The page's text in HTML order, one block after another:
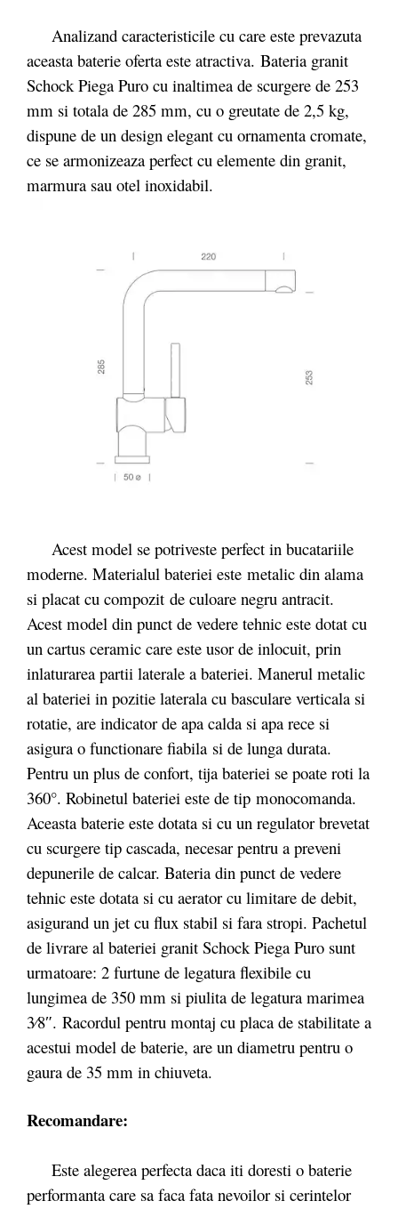
Analizand caracteristicile cu care este prevazuta
aceasta baterie oferta este atractiva. Bateria granit
Schock Piega Puro cu inaltimea de scurgere de 253
mm si totala de 285 mm, cu o greutate de 2,5 kg,
dispune de un design elegant cu ornamenta cromate,
ce se armonizeaza perfect cu elemente din granit,
marmura sau otel inoxidabil.
Acest model se potriveste perfect in bucatariile
moderne. Materialul bateriei este metalic din alama
si placat cu compozit de culoare negru antracit.
Acest model din punct de vedere tehnic este dotat cu
un cartus ceramic care este usor de inlocuit, prin
inlaturarea partii laterale a bateriei. Manerul metalic
al bateriei in pozitie laterala cu basculare verticala si
rotatie, are indicator de apa calda si apa rece si
asigura o functionare fiabila si de lunga durata.
Pentru un plus de confort, tija bateriei se poate roti la
360°. Robinetul bateriei este de tip monocomanda.
Aceasta baterie este dotata si cu un regulator brevetat
cu scurgere tip cascada, necesar pentru a preveni
depunerile de calcar. Bateria din punct de vedere
tehnic este dotata si cu aerator cu limitare de debit,
asigurand un jet cu flux stabil si fara stropi. Pachetul
de livrare al bateriei granit Schock Piega Puro sunt
urmatoare: 2 furtune de legatura flexibile cu
lungimea de 350 mm si piulita de legatura marimea
3⁄8″. Racordul pentru montaj cu placa de stabilitate a
acestui model de baterie, are un diametru pentru o
gaura de 35 mm in chiuveta.
Recomandare:
Este alegerea perfecta daca iti doresti o baterie
performanta care sa faca fata nevoilor si cerintelor